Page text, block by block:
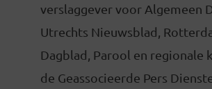
verslaggever voor Algemeen
Utrechts Nieuwsblad,
Dagblad, Parool en regionale
de Geassocieerde Pers